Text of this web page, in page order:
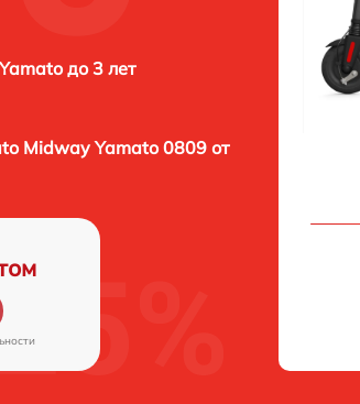
до 3 лет
Midway Yamato 0809 от